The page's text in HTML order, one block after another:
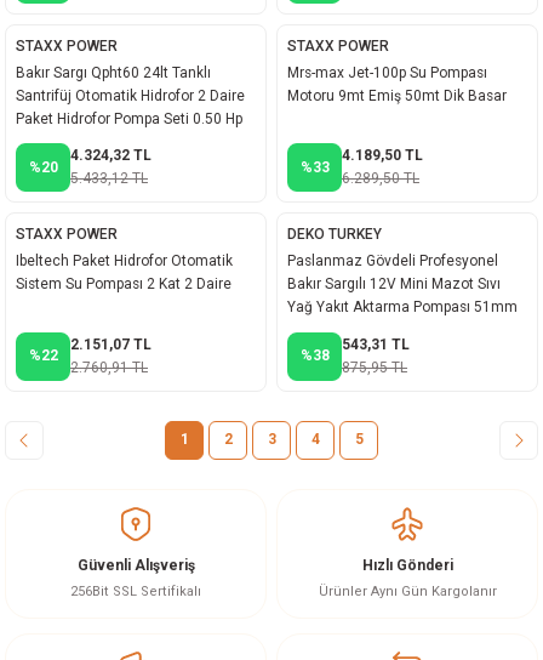
STAXX POWER
Bakır Sargı Qpht60 24lt Tanklı
Santrifüj Otomatik Hidrofor 2 Daire
Paket Hidrofor Pompa Seti 0.50 Hp
%20
4.324,32 TL
5.433,12 TL
STAXX POWER
Mrs-max Jet-100p Su Pompası
Motoru 9mt Emiş 50mt Dik Basar
%33
4.189,50 TL
6.289,50 TL
STAXX POWER
Ibeltech Paket Hidrofor Otomatik
Sistem Su Pompası 2 Kat 2 Daire
%22
2.151,07 TL
2.760,91 TL
DEKO TURKEY
Paslanmaz Gövdeli Profesyonel
Bakır Sargılı 12V Mini Mazot Sıvı
Yağ Yakıt Aktarma Pompası 51mm
%38
543,31 TL
875,95 TL
1 2 3 4 5
Güvenli Alışveriş
256Bit SSL Sertifikalı
Hızlı Gönderi
Ürünler Aynı Gün Kargolanır